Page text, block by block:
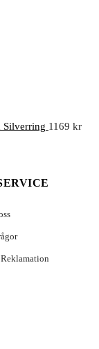
Silverring 1169 kr